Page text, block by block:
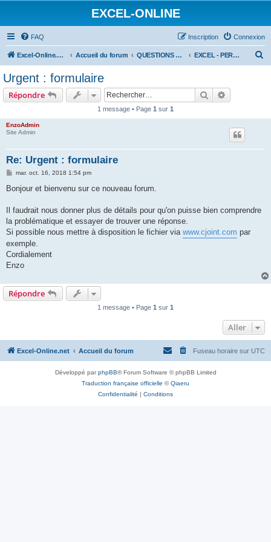
EXCEL-ONLINE
FAQ Connexion
Inscription
Excel-Online.net Accueil du forum QUESTIONS EXCEL EXCEL - PERFECTIONNEMENT
Urgent : formulaire
Répondre Rechercher
1 message • Page 1 sur 1
EnzoAdmin
Site Admin
Re: Urgent : formulaire
M
s
g
mar. oct. 16, 2018 1:54 pm
Bonjour et bienvenu sur ce nouveau forum.
Il faudrait nous donner plus de détails pour qu'on puisse bien comprendre
la problématique et essayer de trouver une réponse.
Si possible nous mettre à disposition le fichier via www.cjoint.com par
exemple.
Cordialement
Enzo
Répondre
1 message • Page 1 sur 1
Aller
Excel-Online.net Accueil du forum Fuseau horaire sur UTC
Développé parphpBB® Forum Software © phpBB Limited
Traduction française officielle ©Qiaeru
Confidentialité | Conditions